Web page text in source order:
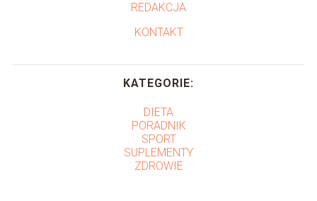
REDAKCJA
KONTAKT
KATEGORIE:
DIETA
PORADNIK
SPORT
SUPLEMENTY
ZDROWIE